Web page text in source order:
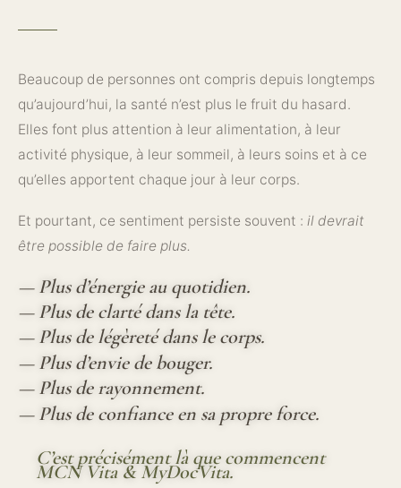
Beaucoup de personnes ont compris depuis longtemps
qu’aujourd’hui, la santé n’est plus le fruit du hasard.
Elles font plus attention à leur alimentation, à leur
activité physique, à leur sommeil, à leurs soins et à ce
qu’elles apportent chaque jour à leur corps.
Et pourtant, ce sentiment persiste souvent : il devrait
être possible de faire plus.
— Plus d’énergie au quotidien.
— Plus de clarté dans la tête.
— Plus de légèreté dans le corps.
— Plus d’envie de bouger.
— Plus de rayonnement.
— Plus de confiance en sa propre force.
C’est précisément là que commencent
MCN Vita & MyDocVita.